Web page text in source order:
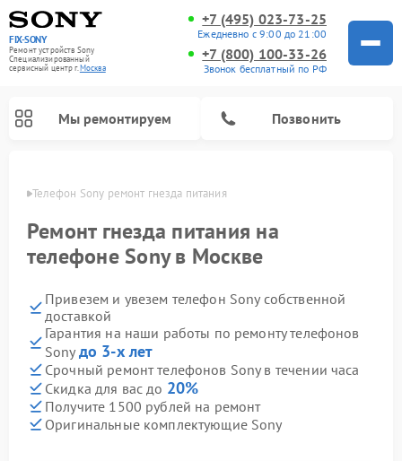
FIX-SONY
Ремонт устройств Sony
Специализированный
cервисный центр г.Москва
+7 (495) 023-73-25
Ежедневно с 9:00 до 21:00
+7 (800) 100-33-26
Звонок бесплатный по РФ
Мы ремонтируем Позвонить
Телефон Sony ремонт гнезда питания
Ремонт гнезда питания на
телефоне Sony в Москве
Привезем и увезем телефон Sony собственной
доставкой
Гарантия на наши работы по ремонту телефонов
Sony до 3-х лет
Срочный ремонт телефонов Sony в течении часа
Скидка для вас до 20%
Получите 1500 рублей на ремонт
Оригинальные комплектующие Sony